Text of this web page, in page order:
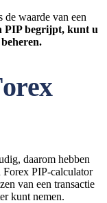
de waarde van een
PIP begrijpt, kunt u
daarom hebben
Forex PIP-calculator
van een transactie
kunt nemen.